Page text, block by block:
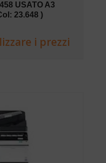
USATO A3
23.648 )
i prezzi